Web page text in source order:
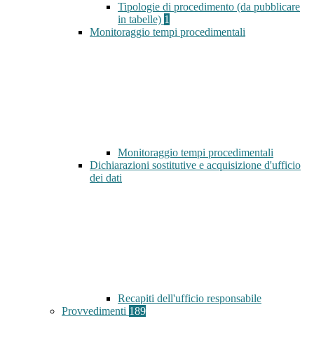
Tipologie di procedimento (da pubblicare
in tabelle) 1
Monitoraggio tempi procedimentali
Monitoraggio tempi procedimentali
Dichiarazioni sostitutive e acquisizione d'ufficio
dei dati
Recapiti dell'ufficio responsabile
Provvedimenti 189